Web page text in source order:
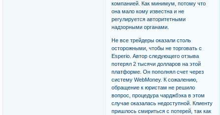
компанией. Как минимум, потому что
она мало кому известна и не
регулируется авторитетными
надзорными органами.
Не все трейдеры оказали столь
осторожными, чтобы не торговать с
Esperio. Автор следующего отзыва
потерял 2 тысячи долларов на этой
платформе. Он пополнял счет через
систему WebMoney. К сожалению,
обращение к юристам не решило
вопрос, процедура чарджбэка в этом
случае оказалась недоступной. Клиенту
пришлось смириться с потерей, так как